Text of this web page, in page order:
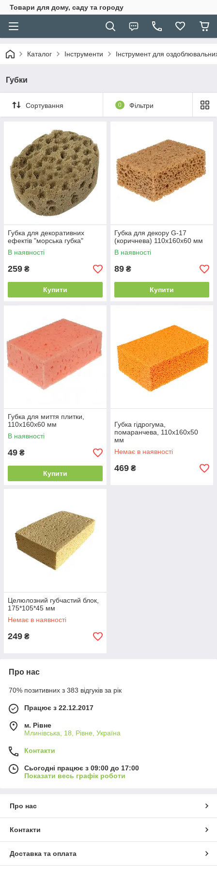
Товари для дому, саду та городу
Каталог Інструменти Інструмент для
Губки
Сортування 0 Фільтри
Губка для декоративних
ефектів "морська губка"
В наявності
259 ₴
Купити
Губка для декору G-17
(коричнева) 110х160х60 мм
В наявності
89 ₴
Купити
Губка для миття плитки,
110х160х60 мм
В наявності
49 ₴
Купити
Губка гідрогума,
помаранчева, 110х160х50
мм
Немає в наявності
469 ₴
Целюлозний губчастий блок,
175*105*45 мм
Немає в наявності
249 ₴
Про нас
70% позитивних з 383 відгуків за рік
Працює з 22.12.2017
м. Рівне
Млинівська, 18, Рівне, Україна
Контакти
Сьогодні працює з 09:00 до 17:00
Показати весь графік роботи
Про нас
Контакти
Доставка та оплата